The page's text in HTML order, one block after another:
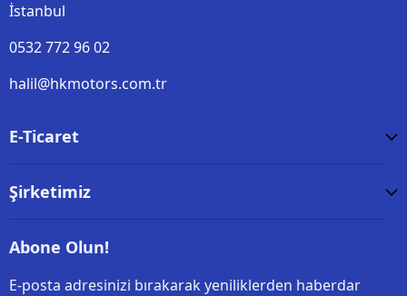
İstanbul
0532 772 96 02
halil@hkmotors.com.tr
E-Ticaret
Şirketimiz
Abone Olun!
E-posta adresinizi bırakarak yeniliklerden haberdar